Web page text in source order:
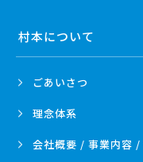
村本について
ごあいさつ
理念体系
会社概要 / 事業内容 /